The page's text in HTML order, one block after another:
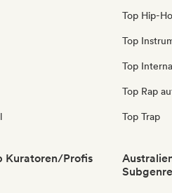
Top Hip-
Top
Top
Top Rap
Top Trap
Kuratoren/Profis
Subgenre